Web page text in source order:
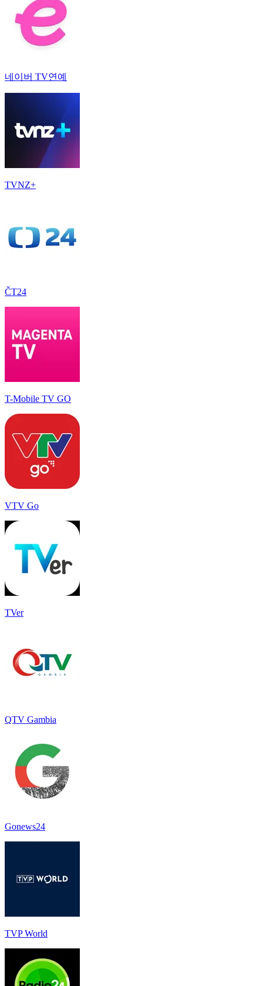
네이버 TV연예
TVNZ+
ČT24
T-Mobile TV GO
VTV Go
TVer
QTV Gambia
Gonews24
TVP World